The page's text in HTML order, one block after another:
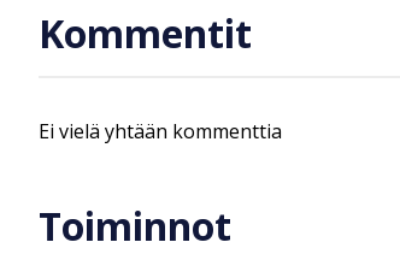
Kommentit
Ei vielä yhtään kommenttia
Toiminnot